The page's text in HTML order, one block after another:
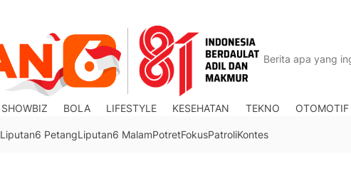
SHOWBIZ BOLA LIFESTYLE KESEHATAN TEKNO OTOMOTIF
Liputan6 PetangLiputan6 MalamPotretFokusPatroliKontes